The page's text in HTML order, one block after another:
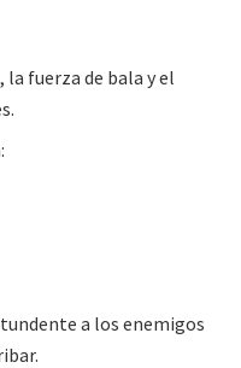
la fuerza de bala y el
a los enemigos